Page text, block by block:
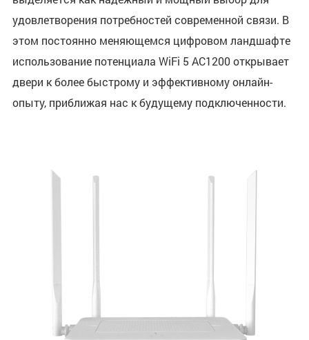
удовлетворения потребностей современной связи. В
этом постоянно меняющемся цифровом ландшафте
использование потенциала WiFi 5 AC1200 открывает
двери к более быстрому и эффективному онлайн-
опыту, приближая нас к будущему подключенности.